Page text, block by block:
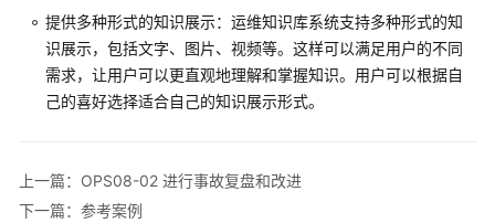
效
支
柱
优
化
提供多种形式的知识展示：运维知识库系统支持多种形式的知
识展示，包括文字、图片、视频等。这样可以满足用户的不同
需求，让用户可以更直观地理解和掌握知识。用户可以根据自
己的喜好选择适合自己的知识展示形式。
上一篇：OPS08-02 进行事故复盘和改进
下一篇：参考案例